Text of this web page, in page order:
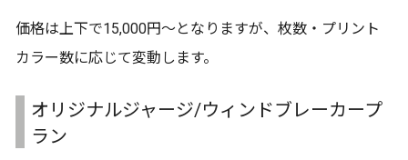
価格は上下で15,000円〜となりますが、枚数・プリント
カラー数に応じて変動します。
オリジナルジャージ/ウィンドブレーカープ
ラン